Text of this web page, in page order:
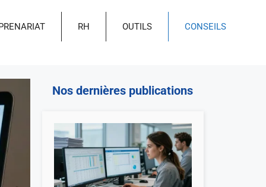
RH OUTILS CONSEILS
Nos dernières publications